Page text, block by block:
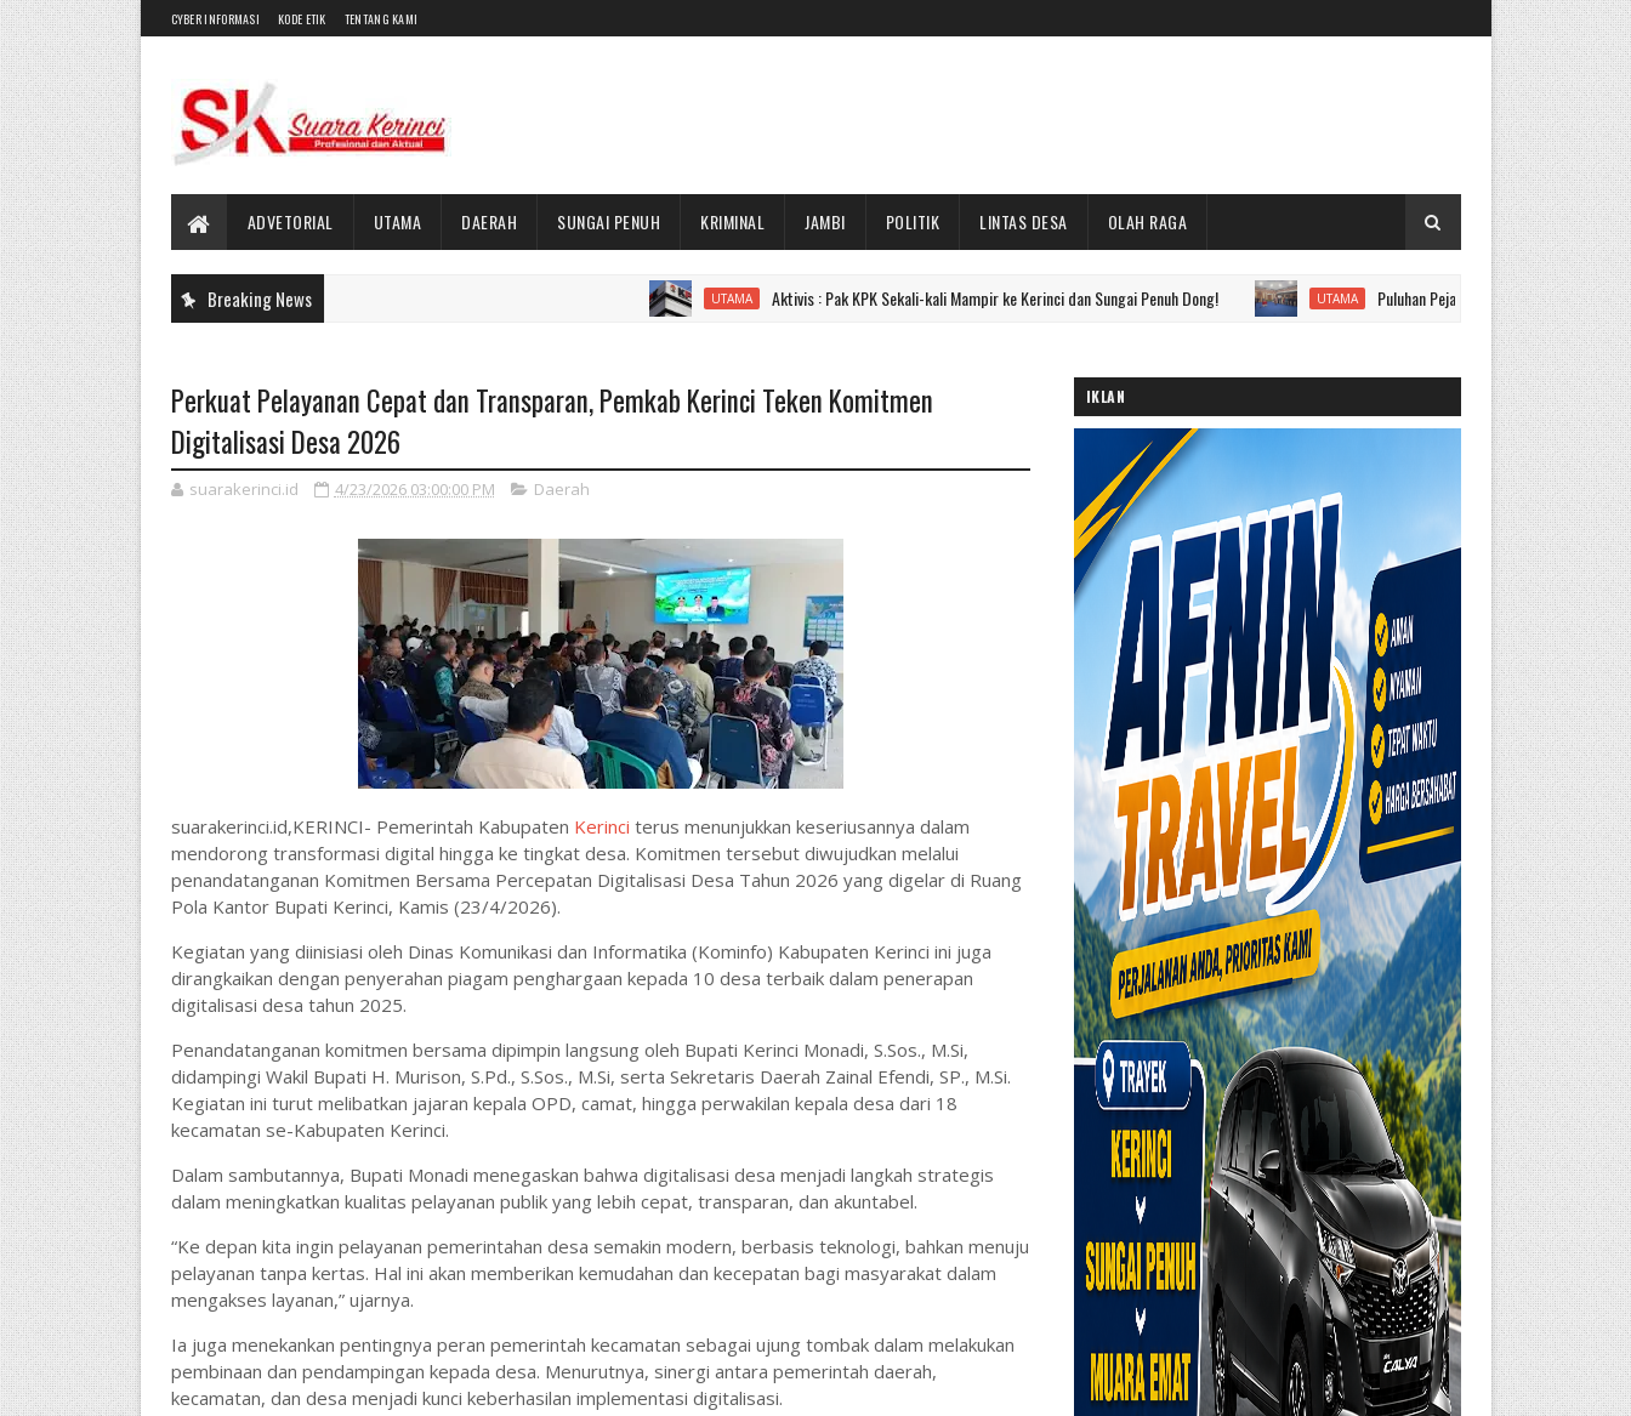
CYBER INFORMASI KODE ETIK TENTANG KAMI
ADVETORIAL UTAMA DAERAH SUNGAI PENUH KRIMINAL JAMBI POLITIK LINTAS DESA OLAH RAGA
Breaking News UTAMA Aktivis : Pak KPK Sekali-kali Mampir ke Kerinci dan Sungai Penuh Dong! UTAMA Puluhan Pejabat Eselon II hingga IV Pemkot Sungai
Perkuat Pelayanan Cepat dan Transparan, Pemkab Kerinci Teken Komitmen
Digitalisasi Desa 2026
suarakerinci.id 4/23/2026 03:00:00 PM Daerah
suarakerinci.id,KERINCI- Pemerintah Kabupaten Kerinci terus menunjukkan keseriusannya dalam
mendorong transformasi digital hingga ke tingkat desa. Komitmen tersebut diwujudkan melalui
penandatanganan Komitmen Bersama Percepatan Digitalisasi Desa Tahun 2026 yang digelar di Ruang
Pola Kantor Bupati Kerinci, Kamis (23/4/2026).
Kegiatan yang diinisiasi oleh Dinas Komunikasi dan Informatika (Kominfo) Kabupaten Kerinci ini juga
dirangkaikan dengan penyerahan piagam penghargaan kepada 10 desa terbaik dalam penerapan
digitalisasi desa tahun 2025.
Penandatanganan komitmen bersama dipimpin langsung oleh Bupati Kerinci Monadi, S.Sos., M.Si,
didampingi Wakil Bupati H. Murison, S.Pd., S.Sos., M.Si, serta Sekretaris Daerah Zainal Efendi, SP., M.Si.
Kegiatan ini turut melibatkan jajaran kepala OPD, camat, hingga perwakilan kepala desa dari 18
kecamatan se-Kabupaten Kerinci.
Dalam sambutannya, Bupati Monadi menegaskan bahwa digitalisasi desa menjadi langkah strategis
dalam meningkatkan kualitas pelayanan publik yang lebih cepat, transparan, dan akuntabel.
“Ke depan kita ingin pelayanan pemerintahan desa semakin modern, berbasis teknologi, bahkan menuju
pelayanan tanpa kertas. Hal ini akan memberikan kemudahan dan kecepatan bagi masyarakat dalam
mengakses layanan,” ujarnya.
Ia juga menekankan pentingnya peran pemerintah kecamatan sebagai ujung tombak dalam melakukan
pembinaan dan pendampingan kepada desa. Menurutnya, sinergi antara pemerintah daerah,
kecamatan, dan desa menjadi kunci keberhasilan implementasi digitalisasi.
IKLAN